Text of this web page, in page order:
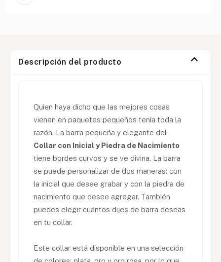
Descripción del producto
Quien haya dicho que las mejores cosas
vienen en paquetes pequeños tenía toda la
razón. La barra pequeña y elegante del
Collar con Inicial y Piedra de Nacimiento
tiene bordes curvos y se ve divina. La barra
se puede personalizar de dos maneras: con
la inicial que desee grabar y con la piedra de
nacimiento que desee agregar. También
puedes elegir cuántos dijes de barra deseas
en tu collar.
Este collar está disponible en una selección